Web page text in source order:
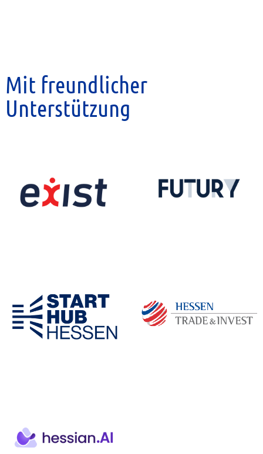
Mit freundlicher
Unterstützung